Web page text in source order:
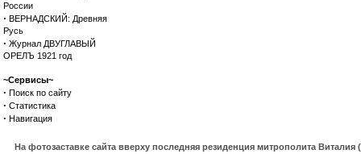
России
· ВЕРНАДСКИЙ: Древняя
Русь
· Журнал ДВУГЛАВЫЙ
ОРЕЛЪ 1921 год
~Сервисы~
· Поиск по сайту
· Статистика
· Навигация
На фотозаставке сайта вверху последняя резиденция митрополита